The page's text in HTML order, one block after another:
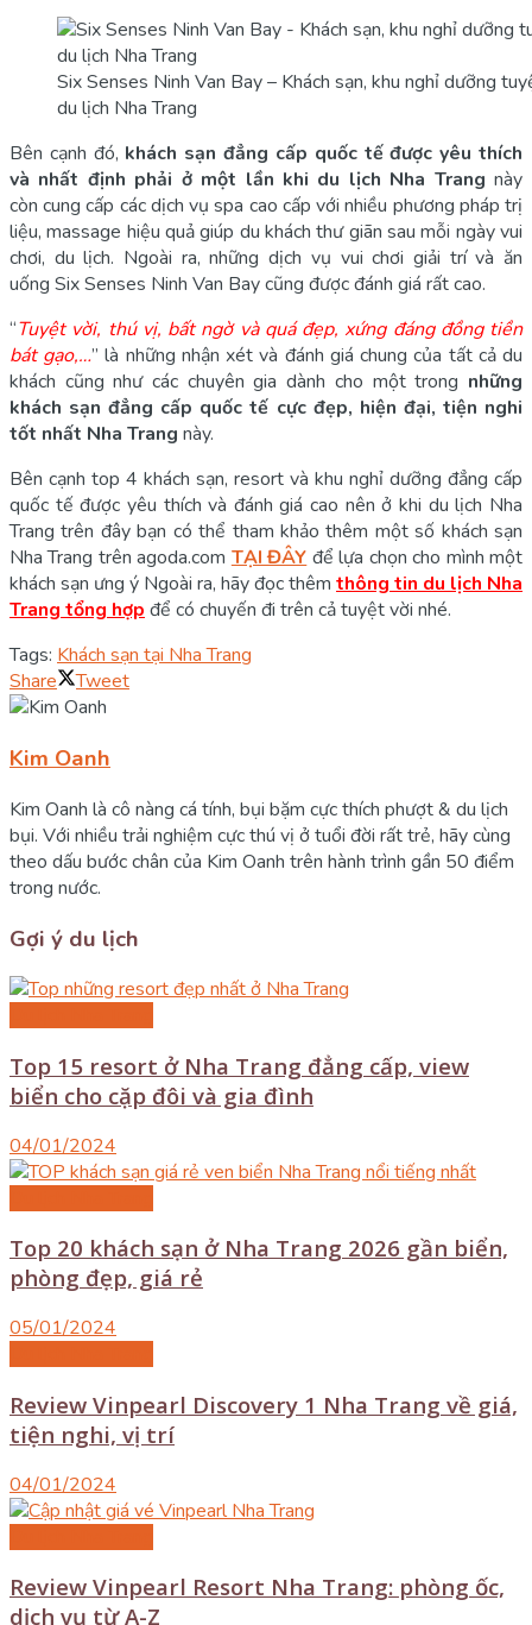
Six Senses Ninh Van Bay – Khách sạn, khu nghỉ dưỡng
du lịch Nha Trang
Bên cạnh đó, khách sạn đẳng cấp quốc tế được yêu thích
và nhất định phải ở một lần khi du lịch Nha Trang này
còn cung cấp các dịch vụ spa cao cấp với nhiều phương pháp trị
liệu, massage hiệu quả giúp du khách thư giãn sau mỗi ngày vui
chơi, du lịch. Ngoài ra, những dịch vụ vui chơi giải trí và ăn
uống Six Senses Ninh Van Bay cũng được đánh giá rất cao.
“Tuyệt vời, thú vị, bất ngờ và quá đẹp, xứng đáng đồng tiền
bát gạo,…” là những nhận xét và đánh giá chung của tất cả du
khách cũng như các chuyên gia dành cho một trong những
khách sạn đẳng cấp quốc tế cực đẹp, hiện đại, tiện nghi
tốt nhất Nha Trang này.
Bên cạnh top 4 khách sạn, resort và khu nghỉ dưỡng đẳng cấp
quốc tế được yêu thích và đánh giá cao nên ở khi du lịch Nha
Trang trên đây bạn có thể tham khảo thêm một số khách sạn
Nha Trang trên agoda.comTẠI ĐÂYđể lựa chọn cho mình một
khách sạn ưng ý Ngoài ra, hãy đọc thêm thông tin du lịch Nha
Trang tổng hợpđể có chuyến đi trên cả tuyệt vời nhé.
Tags: Khách sạn tại Nha Trang
Share
Tweet
Kim Oanh
Kim Oanh là cô nàng cá tính, bụi bặm cực thích phượt & du lịch
bụi. Với nhiều trải nghiệm cực thú vị ở tuổi đời rất trẻ, hãy cùng
theo dấu bước chân của Kim Oanh trên hành trình gần 50 điểm
trong nước.
Gợi ý du lịch
Top 15 resort ở Nha Trang đẳng cấp, view
biển cho cặp đôi và gia đình
04/01/2024
Top 20 khách sạn ở Nha Trang 2026 gần biển,
phòng đẹp, giá rẻ
05/01/2024
Review Vinpearl Discovery 1 Nha Trang về giá,
tiện nghi, vị trí
04/01/2024
Review Vinpearl Resort Nha Trang: phòng ốc,
dịch vụ từ A-Z